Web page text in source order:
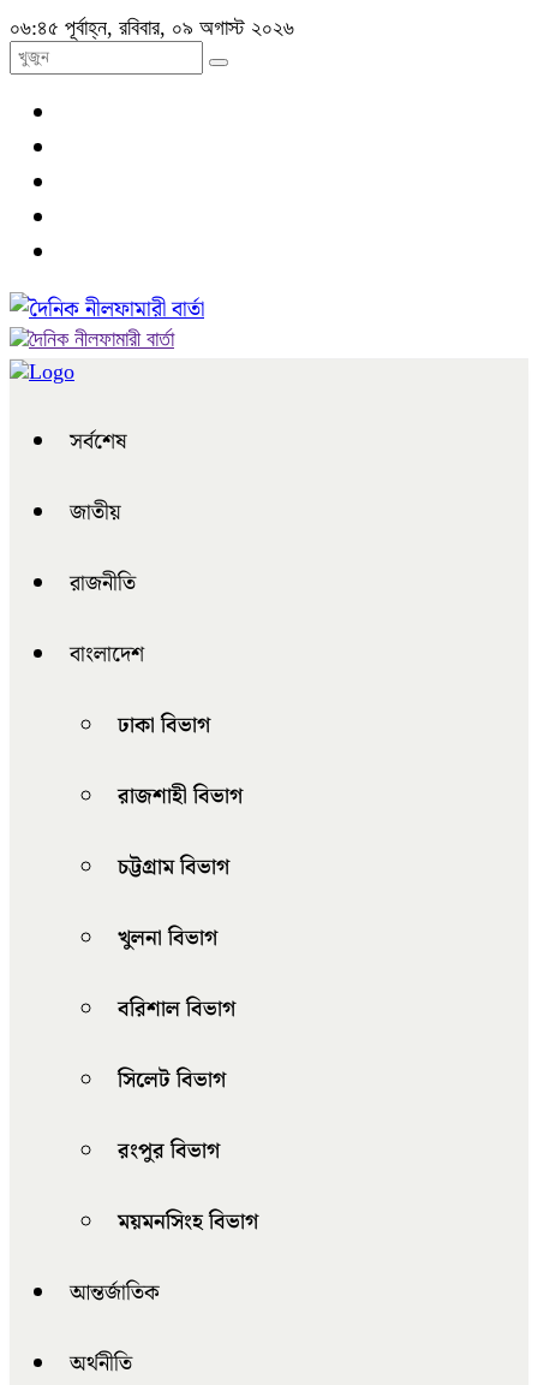
০৬:৪৫ পূর্বাহ্ন, রবিবার, ০৯ অগাস্ট ২০২৬
সর্বশেষ
জাতীয়
রাজনীতি
বাংলাদেশ
ঢাকা বিভাগ
রাজশাহী বিভাগ
চট্টগ্রাম বিভাগ
খুলনা বিভাগ
বরিশাল বিভাগ
সিলেট বিভাগ
রংপুর বিভাগ
ময়মনসিংহ বিভাগ
আন্তর্জাতিক
অর্থনীতি